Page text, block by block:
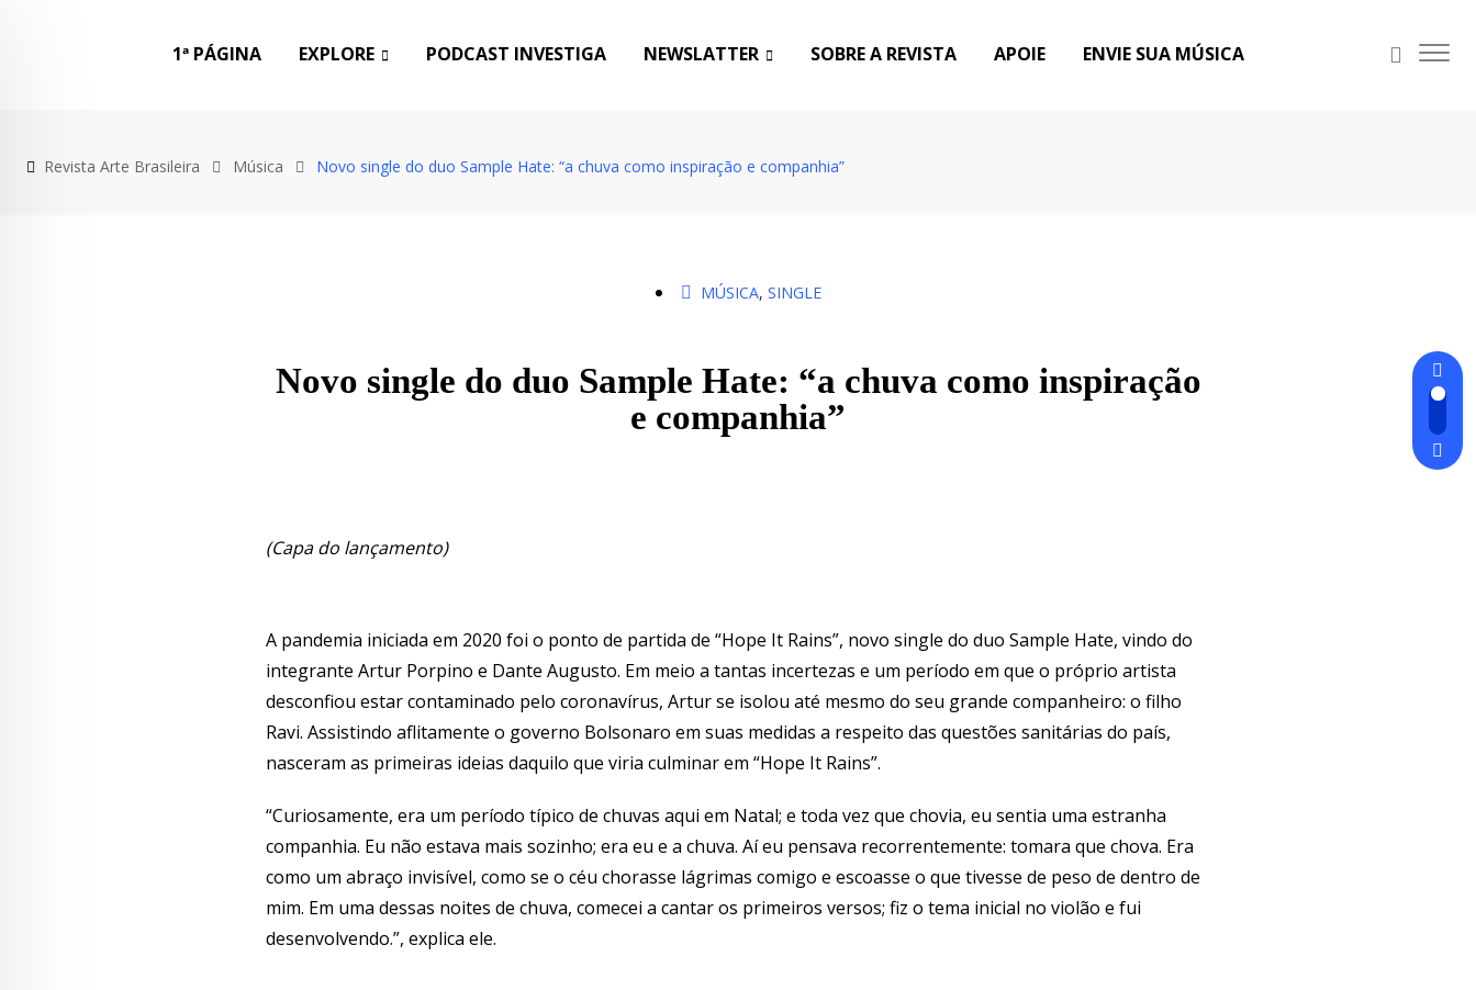
1ª PÁGINA EXPLORE PODCAST INVESTIGA NEWSLATTER SOBRE A REVISTA APOIE ENVIE SUA MÚSICA
Revista Arte Brasileira Música Novo single do duo Sample Hate: “a chuva como inspiração e companhia”
MÚSICA, SINGLE
Novo single do duo Sample Hate: “a chuva como inspiração
e companhia”
(Capa do lançamento)
A pandemia iniciada em 2020 foi o ponto de partida de “Hope It Rains”, novo single do duo Sample Hate, vindo do
integrante Artur Porpino e Dante Augusto. Em meio a tantas incertezas e um período em que o próprio artista
desconfiou estar contaminado pelo coronavírus, Artur se isolou até mesmo do seu grande companheiro: o filho
Ravi. Assistindo aflitamente o governo Bolsonaro em suas medidas a respeito das questões sanitárias do país,
nasceram as primeiras ideias daquilo que viria culminar em “Hope It Rains”.
“Curiosamente, era um período típico de chuvas aqui em Natal; e toda vez que chovia, eu sentia uma estranha
companhia. Eu não estava mais sozinho; era eu e a chuva. Aí eu pensava recorrentemente: tomara que chova. Era
como um abraço invisível, como se o céu chorasse lágrimas comigo e escoasse o que tivesse de peso de dentro de
mim. Em uma dessas noites de chuva, comecei a cantar os primeiros versos; fiz o tema inicial no violão e fui
desenvolvendo.”, explica ele.